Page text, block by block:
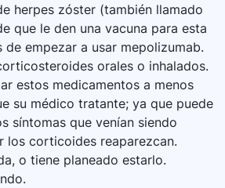
herpes zóster (también llamado
que le den una vacuna para esta
de empezar a usar mepolizumab.
orales o inhalados.
estos medicamentos a menos
su médico tratante; ya que puede
síntomas que venían siendo
los corticoides reaparezcan.
o tiene planeado estarlo.